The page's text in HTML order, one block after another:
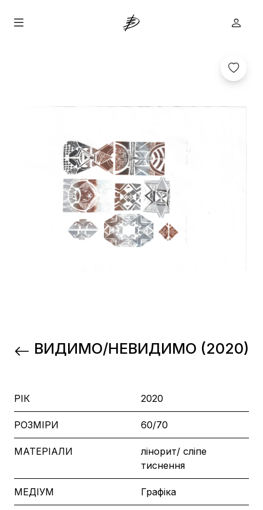
ВИДИМО/НЕВИДИМО (2020)
РІК 2020
РОЗМІРИ 60/70
МАТЕРІАЛИ
лінорит/ сліпе
тиснення
МЕДІУМ Графіка